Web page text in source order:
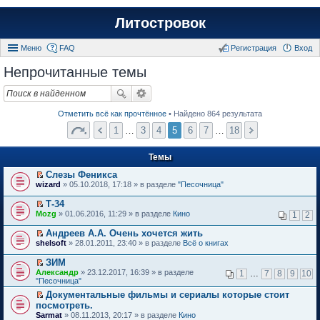
Литостровок
Меню FAQ Вход
Регистрация
Непрочитанные темы
Отметить всё как прочтённое • Найдено 864 результата
1 3 4 5 6 7 18
Темы
П
р
й
т
и
к
е
р
в
о
м
у
н
Слезы Феникса
wizard » 05.10.2018, 17:18 » в разделе "Песочница"
П
р
е
й
т
и
к
п
е
р
в
о
Т-34
1 2
Mozg » 01.06.2016, 11:29 » в разделе Кино
П
р
е
й
т
и
к
п
е
Андреев А.А. Очень хочется жить
shelsoft » 28.01.2011, 23:40 » в разделе Всё о книгах
П
е
р
е
й
т
ЗИМ
1 … 7 8 9 10
Александр » 23.12.2017, 16:39 » в разделе
"Песочница"
П
е
Документальные фильмы и сериалы которые стоит
посмотреть.
Sarmat » 08.11.2013, 20:17 » в разделе Кино